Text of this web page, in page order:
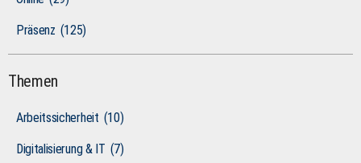
Präsenz (125)
Themen
Arbeitssicherheit (10)
Digitalisierung & IT (7)